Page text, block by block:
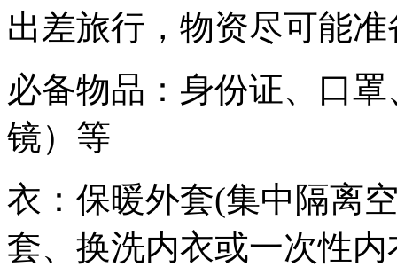
出差旅行，物资尽可能
必备物品：身份证、口
镜）等
衣：保暖外套(集中隔离
套、换洗内衣或一次性